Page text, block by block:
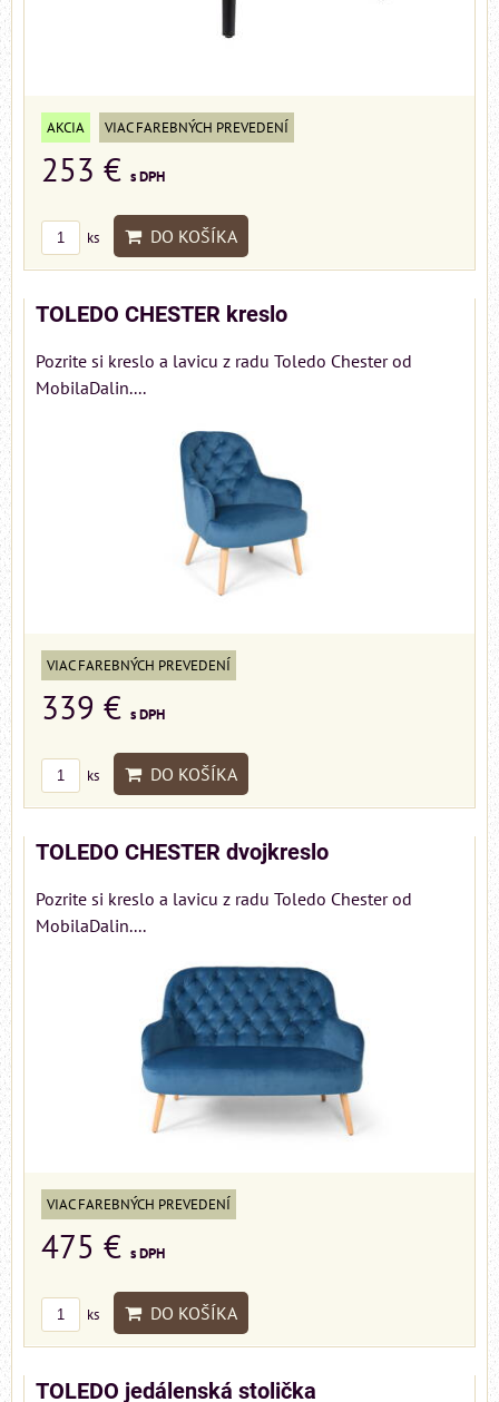
AKCIA VIAC FAREBNÝCH PREVEDENÍ
253 € s DPH
ks DO KOŠÍKA
TOLEDO CHESTER kreslo
Pozrite si kreslo a lavicu z radu Toledo Chester od
MobilaDalin....
VIAC FAREBNÝCH PREVEDENÍ
339 € s DPH
ks DO KOŠÍKA
TOLEDO CHESTER dvojkreslo
Pozrite si kreslo a lavicu z radu Toledo Chester od
MobilaDalin....
VIAC FAREBNÝCH PREVEDENÍ
475 € s DPH
ks DO KOŠÍKA
TOLEDO jedálenská stolička